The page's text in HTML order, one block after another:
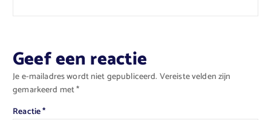
Geef een reactie
Je e-mailadres wordt niet gepubliceerd. Vereiste velden zijn
gemarkeerd met*
Reactie*